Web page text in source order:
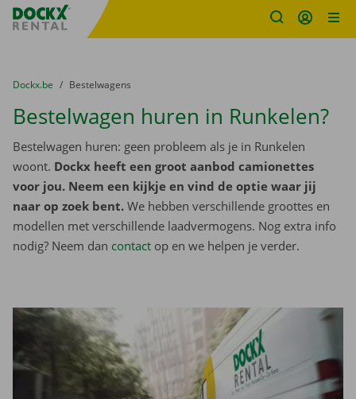
Fratello DEMO
U bevindt zich hier:
van
Dockx.be naar
Bestelwagens
Bestelwagen huren in Runkelen?
Bestelwagen huren: geen probleem als je in Runkelen
woont. Dockx heeft een groot aanbod camionettes
voor jou. Neem een kijkje en vind de optie waar jij
naar op zoek bent. We hebben verschillende groottes en
modellen met verschillende laadvermogens. Nog extra info
nodig? Neem dan contact op en we helpen je verder.